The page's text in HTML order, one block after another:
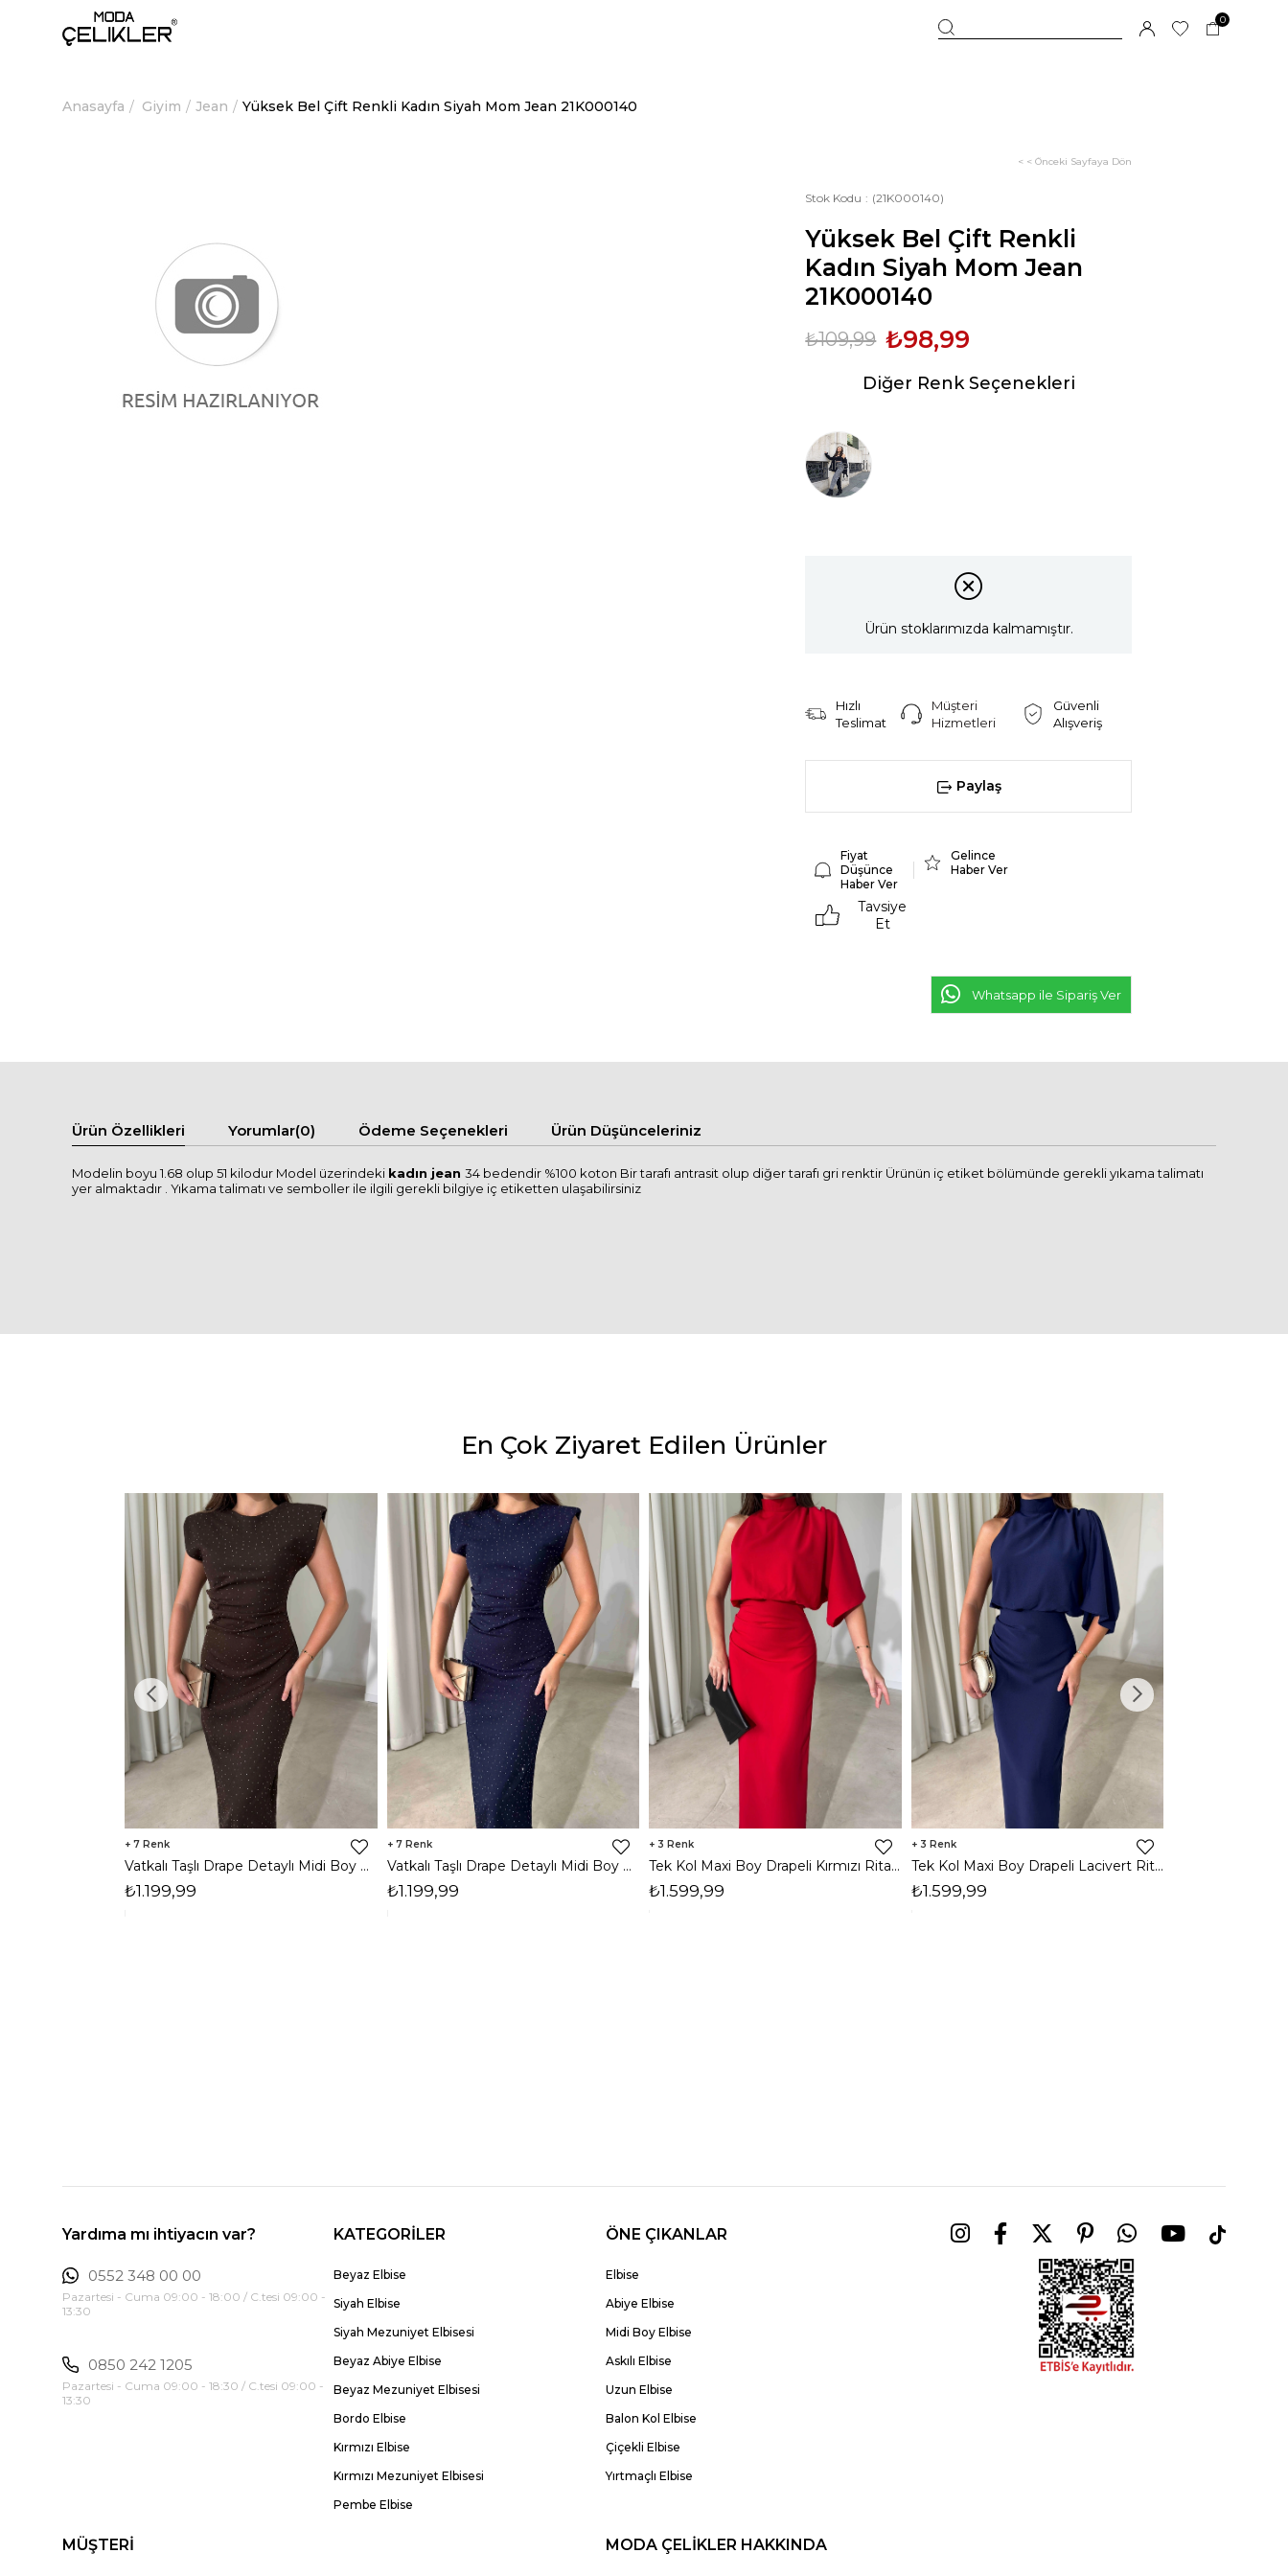
0
Anasayfa Giyim Jean Yüksek Bel Çift Renkli Kadın Siyah Mom Jean 21K000140
< < Önceki Sayfaya Dön
Stok Kodu (21K000140)
Yüksek Bel Çift Renkli
Kadın Siyah Mom Jean
21K000140
₺109,99 ₺98,99
Diğer Renk Seçenekleri
Tükendi
Ürün stoklarımızda kalmamıştır.
Hızlı
Teslimat
Müşteri
Hizmetleri
Güvenli
Alışveriş
Paylaş
Fiyat
Düşünce
Haber Ver
Gelince
Haber Ver
Tavsiye
Et
Whatsapp ile Sipariş Ver
Ürün Özellikleri Yorumlar(0) Ödeme Seçenekleri Ürün Düşünceleriniz
Modelin boyu 1.68 olup 51 kilodur Model üzerindeki kadın jean 34 bedendir %100 koton Bir tarafı antrasit olup diğer tarafı gri renktir Ürünün iç etiket bölümünde gerekli yıkama talimatı
yer almaktadır . Yıkama talimatı ve semboller ile ilgili gerekli bilgiye iç etiketten ulaşabilirsiniz
En Çok Ziyaret Edilen Ürünler
7
Vatkalı Taşlı Drape Detaylı Midi Boy Kahverengi Jesep Kadın Elbise 26Y282
₺1.199,99
7
Vatkalı Taşlı Drape Detaylı Midi Boy Lacivert Jesep Kadın Elbise 26Y282
₺1.199,99
3
Tek Kol Maxi Boy Drapeli Kırmızı Rita Kadın Elbise 26Y473
₺1.599,99
3
Tek Kol Maxi Boy Drapeli Lacivert Rita Kadın Elbise 26Y473
₺1.599,99
Yardıma mı ihtiyacın var?
0552 348 00 00
Pazartesi - Cuma 09:00 - 18:00 / C.tesi 09:00 -
13:30
0850 242 1205
Pazartesi - Cuma 09:00 - 18:30 / C.tesi 09:00 -
13:30
KATEGORİLER
Beyaz Elbise
Siyah Elbise
Siyah Mezuniyet Elbisesi
Beyaz Abiye Elbise
Beyaz Mezuniyet Elbisesi
Bordo Elbise
Kırmızı Elbise
Kırmızı Mezuniyet Elbisesi
Pembe Elbise
ÖNE ÇIKANLAR
Elbise
Abiye Elbise
Midi Boy Elbise
Askılı Elbise
Uzun Elbise
Balon Kol Elbise
Çiçekli Elbise
Yırtmaçlı Elbise
MÜŞTERİ MODA ÇELİKLER HAKKINDA